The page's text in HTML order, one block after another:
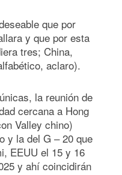
que por
y que por esta
tres; China,
aclaro).
la reunión de
cercana a Hong
Valley chino)
y la del G – 20 que
EEUU el 15 y 16
y ahí coincidirán